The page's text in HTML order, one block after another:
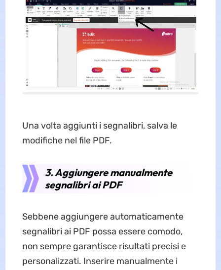
Una volta aggiunti i segnalibri, salva le
modifiche nel file PDF.
3. Aggiungere manualmente
segnalibri ai PDF
Sebbene aggiungere automaticamente
segnalibri ai PDF possa essere comodo,
non sempre garantisce risultati precisi e
personalizzati. Inserire manualmente i